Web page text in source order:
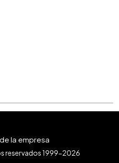
reservados 1999-2026